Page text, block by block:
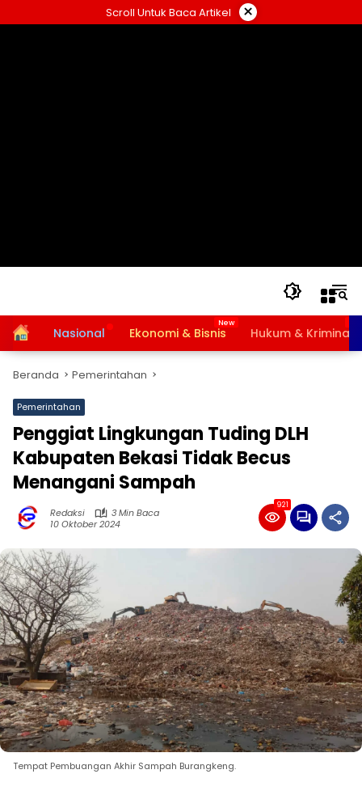
ke
Scroll Untuk Baca Artikel ×
HomeNasional Ekonomi & Bisnis Hukum & Kriminal
Beranda Pemerintahan
Pemerintahan
Penggiat Lingkungan Tuding DLH
Kabupaten Bekasi Tidak Becus
Menangani Sampah
Redaksi
3 Min Baca
10 Oktober 2024
921
Tempat Pembuangan Akhir Sampah Burangkeng.